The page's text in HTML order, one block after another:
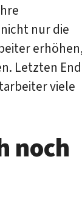
nur die
Letzten
viele
noch